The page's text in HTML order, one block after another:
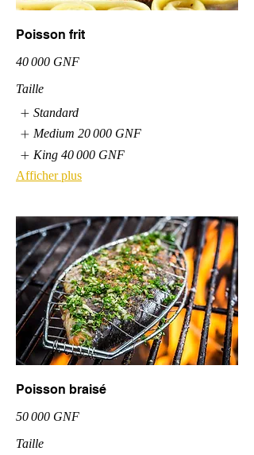
Poisson frit
40 000 GNF
Taille
Standard
Medium 20 000 GNF
King 40 000 GNF
Afficher plus
Poisson braisé
50 000 GNF
Taille